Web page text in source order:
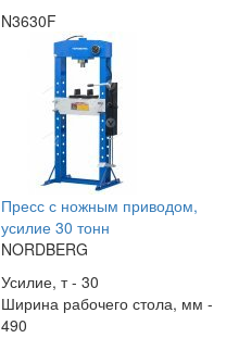
N3630F
Пресс с ножным приводом,
усилие 30 тонн
NORDBERG
Усилие, т - 30
Ширина рабочего стола, мм -
490